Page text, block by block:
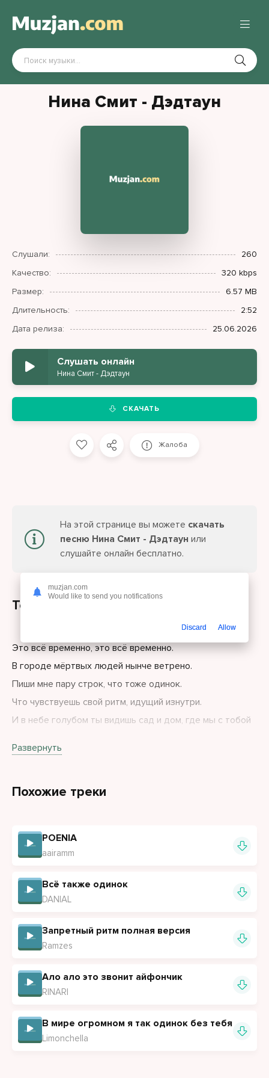
Нина Смит - Дэдтаун
Слушали:
260
Качество:
320 kbps
Размер:
6.57 MB
Длительность:
2:52
Дата релиза:
25.06.2026
Слушать онлайн
Нина Смит - Дэдтаун
СКАЧАТЬ
Жалоба
На этой странице вы можете скачать
песню Нина Смит - Дэдтаун или
слушайте онлайн бесплатно.
Текст песни
Это всё временно, это всё временно.
В городе мёртвых людей нынче ветрено.
Пиши мне пару строк, что тоже одинок.
Что чувствуешь свой ритм, идущий изнутри.
И в небе голубом ты видишь сад и дом, где мы с тобой
Развернуть
Похожие треки
POENIA
aairamm
Всё также одинок
DANIAL
Запретный ритм полная версия
Ramzes
Ало ало это звонит айфончик
RINARI
В мире огромном я так одинок без тебя
Limonchella
muzjan.com
Would like to send you notifications
Discard Allow